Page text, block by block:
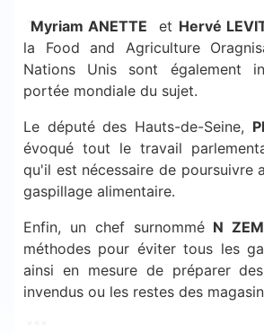
Myriam ANETTE et Hervé
la Food and Agriculture
Nations Unis sont également
portée mondiale du sujet.
Le député des Hauts-de-Seine,
évoqué tout le travail
qu'il est nécessaire de poursuivre
gaspillage alimentaire.
Enfin, un chef surnommé N ZEM
méthodes pour éviter tous les
ainsi en mesure de préparer
invendus ou les restes des